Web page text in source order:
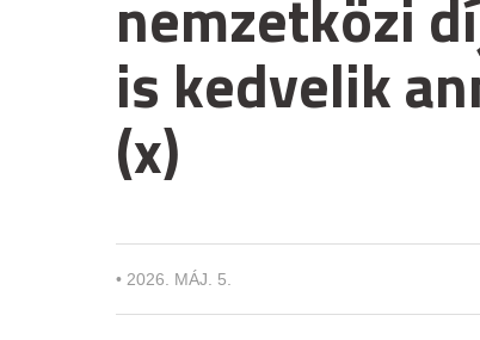
nemzetközi
is kedvelik
(x)
• 2026. MÁJ. 5.